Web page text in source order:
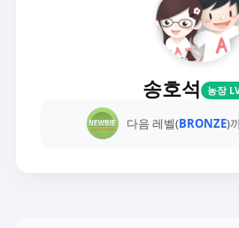
송호석 농장
다음 레벨(BRONZE)